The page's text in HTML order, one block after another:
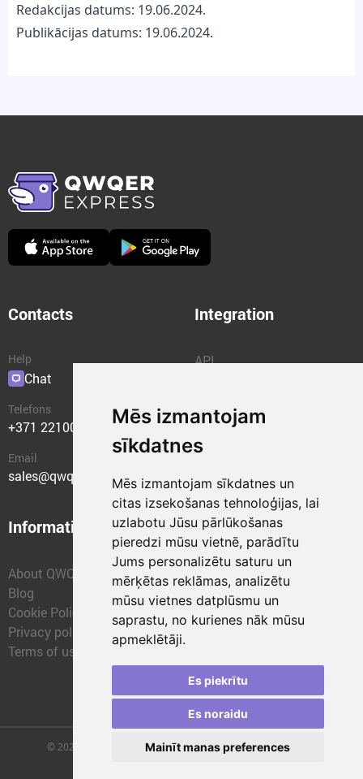
Mēs izmantojam
sīkdatnes
Mēs izmantojam sīkdatnes un
citas izsekošanas tehnoloģijas, lai
uzlabotu Jūsu pārlūkošanas
pieredzi mūsu vietnē, parādītu
Jums personalizētu saturu un
mērķētas reklāmas, analizētu
mūsu vietnes datplūsmu un
saprastu, no kurienes nāk mūsu
apmeklētāji.
Es piekrītu
Es noraidu
Mainīt manas preferences
Redakcijas datums: 19.06.2024.
Publikācijas datums: 19.06.2024.
Contacts
Help
Chat
Telefons
+371 22100400
Email
sales@qwqer.eu
Integration
API
Information
About QWQER
Blog
Cookie Policy
Privacy policy
Terms of use
Structural units
QWQER Express
QWQER PRO Global
Forwarding
Franchise
© 2026 | SIA "QWQER EU" | qwqer.lv ™. All Rights Reserved.